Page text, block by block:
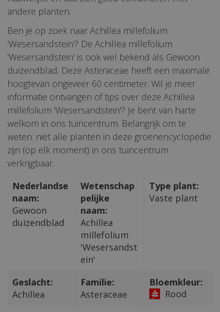
andere planten.
Ben je op zoek naar Achillea millefolium
'Wesersandstein'? De Achillea millefolium
'Wesersandstein' is ook wel bekend als Gewoon
duizendblad. Deze Asteraceae heeft een maximale
hoogtevan ongeveer 60 centimeter. Wil je meer
informatie ontvangen of tips over deze Achillea
millefolium 'Wesersandstein'? Je bent van harte
welkom in ons tuincentrum. Belangrijk om te
weten: niet alle planten in deze groenencyclopedie
zijn (op elk moment) in ons tuincentrum
verkrijgbaar.
Nederlandse
naam:
Gewoon
duizendblad
Wetenschap
pelijke
naam:
Achillea
millefolium
'Wesersandst
ein'
Type plant:
Vaste plant
Geslacht:
Achillea
Familie:
Asteraceae
Bloemkleur:
Rood